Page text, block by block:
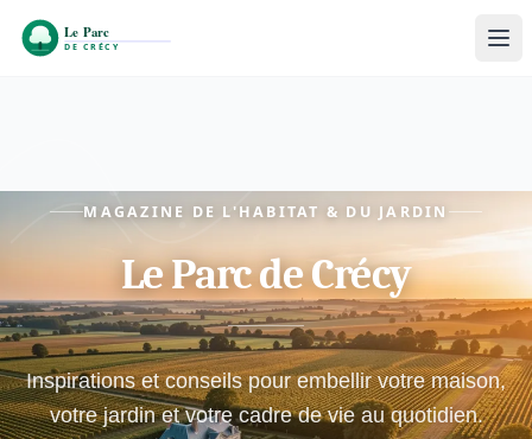
MAGAZINE DE L'HABITAT & DU JARDIN
Le Parc de Crécy
Inspirations et conseils pour embellir votre maison,
votre jardin et votre cadre de vie au quotidien.